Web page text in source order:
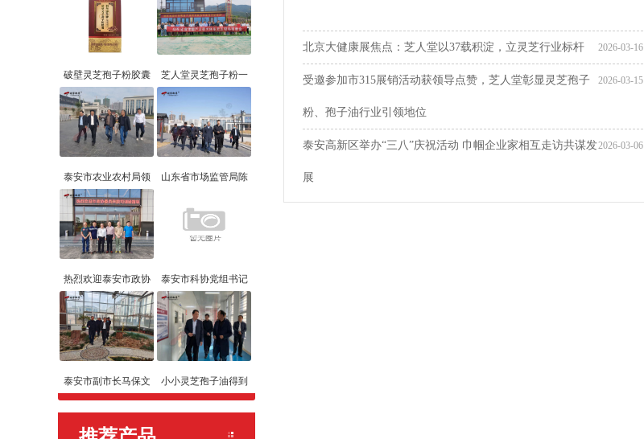
破壁灵芝孢子粉胶囊 芝人堂灵芝孢子粉一
泰安市农业农村局领 山东省市场监管局陈
热烈欢迎泰安市政协 泰安市科协党组书记
泰安市副市长马保文 小小灵芝孢子油得到
2026-03-16
北京大健康展焦点：芝人堂以37载积淀，立灵芝行业标杆
2026-03-15
受邀参加市315展销活动获领导点赞，芝人堂彰显灵芝孢子
粉、孢子油行业引领地位
2026-03-06
泰安高新区举办“三八”庆祝活动 巾帼企业家相互走访共谋发
展